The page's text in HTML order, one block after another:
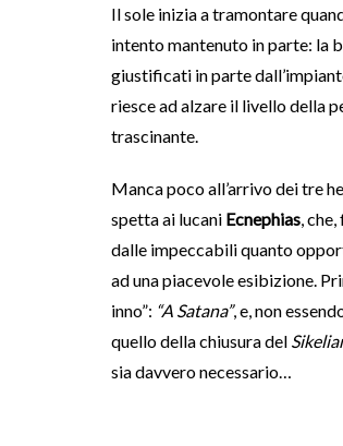
Il sole inizia a tramontare
intento mantenuto in parte: la
giustificati in parte
riesce ad alzare il livello della
trascinante.
Manca poco all’arrivo dei tre
spetta ai lucani Ecnephias,
dalle impeccabili quanto
ad una piacevole esibizione.
inno”: “A Satana”, e, non
quello della chiusura del
sia davvero necessario…